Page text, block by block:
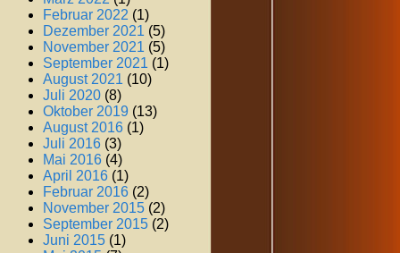
Februar 2022 (1)
Dezember 2021 (5)
November 2021 (5)
September 2021 (1)
August 2021 (10)
Juli 2020 (8)
Oktober 2019 (13)
August 2016 (1)
Juli 2016 (3)
Mai 2016 (4)
April 2016 (1)
Februar 2016 (2)
November 2015 (2)
September 2015 (2)
Juni 2015 (1)